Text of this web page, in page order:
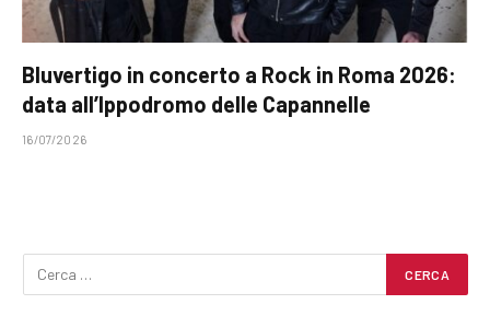
Bluvertigo in concerto a Rock in Roma 2026:
data all’Ippodromo delle Capannelle
16/07/2026